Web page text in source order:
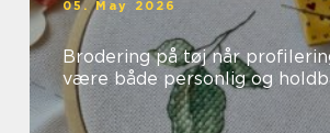
05. May 2026
Brodering på tøj når profilering skal
være både personlig og